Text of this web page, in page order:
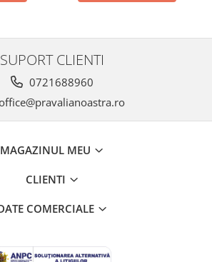
SUPORT CLIENTI
0721688960
MAGAZINUL MEU
CLIENTI
COMERCIALE